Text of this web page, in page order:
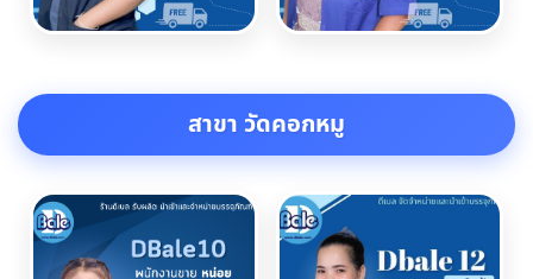
สาขา วัดคอกหมู